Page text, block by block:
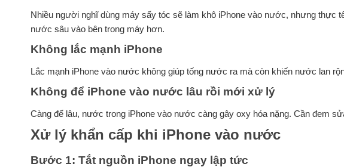
Nhiều người nghĩ dùng máy sấy tóc sẽ làm khô iPhone vào nước, nhưng thực
nước sâu vào bên trong máy hơn.
Không lắc mạnh iPhone
Lắc mạnh iPhone vào nước không giúp tống nước ra mà còn khiến nước lan
Không để iPhone vào nước lâu rồi mới xử lý
Càng để lâu, nước trong iPhone vào nước càng gây oxy hóa nặng. Cần đem
Xử lý khẩn cấp khi iPhone vào nước
Bước 1: Tắt nguồn iPhone ngay lập tức